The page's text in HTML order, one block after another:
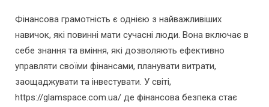
Фінансова грамотність є однією з найважливіших
навичок, які повинні мати сучасні люди. Вона включає в
себе знання та вміння, які дозволяють ефективно
управляти своїми фінансами, планувати витрати,
заощаджувати та інвестувати. У світі,
https://glamspace.com.ua/ де фінансова безпека стає